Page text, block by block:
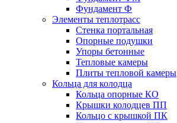
Фyндамент Ф
Элементы теплотрасс
Стенка портальная
Опорные подушки
Упоры бетонные
Тепловые камеры
Плиты тепловой камеры
Кольца для колодца
Кольца опорные КО
Крышки колодцев ПП
Кольцо с крышкой ПК